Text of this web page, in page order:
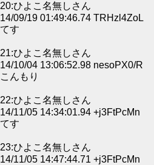
20:ひよこ名無しさん
14/09/19 01:49:46.74 TRHzl4ZoL
てす
21:ひよこ名無しさん
14/10/04 13:06:52.98 nesoPX0/R
こんもり
22:ひよこ名無しさん
14/11/05 14:34:01.94 +j3FtPcMn
てす
23:ひよこ名無しさん
14/11/05 14:47:44.71 +j3FtPcMn